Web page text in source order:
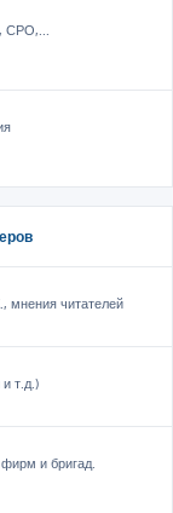
СРО,...
мнения читателей
т.д.)
и бригад.